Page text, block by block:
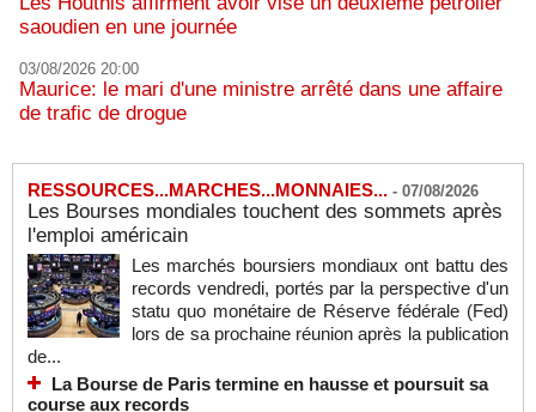
saoudien en une journée
03/08/2026 20:00
Maurice: le mari d'une ministre arrêté dans une affaire
de trafic de drogue
RESSOURCES...MARCHES...MONNAIES... - 07/08/2026
Les Bourses mondiales touchent des sommets après
l'emploi américain
Les marchés boursiers mondiaux ont battu des
records vendredi, portés par la perspective d'un
statu quo monétaire de Réserve fédérale (Fed)
lors de sa prochaine réunion après la publication
de...
La Bourse de Paris termine en hausse et poursuit sa
course aux records